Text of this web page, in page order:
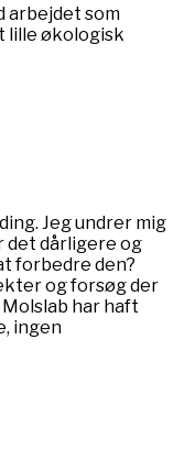
arbejdet som
lille økologisk
Jeg undrer mig
det dårligere og
forbedre den?
og forsøg der
har haft
ingen